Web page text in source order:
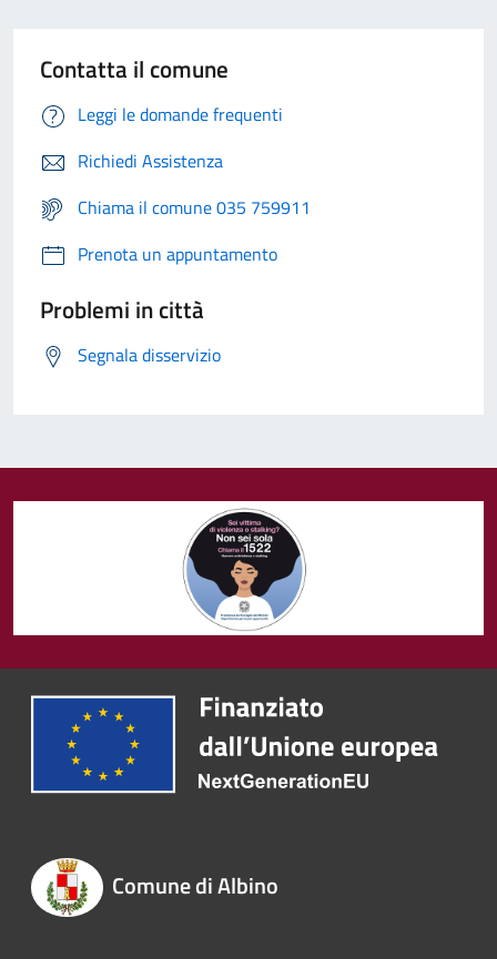
Contatta il comune
Leggi le domande frequenti
Richiedi Assistenza
Chiama il comune 035 759911
Prenota un appuntamento
Problemi in città
Segnala disservizio
Comune di Albino